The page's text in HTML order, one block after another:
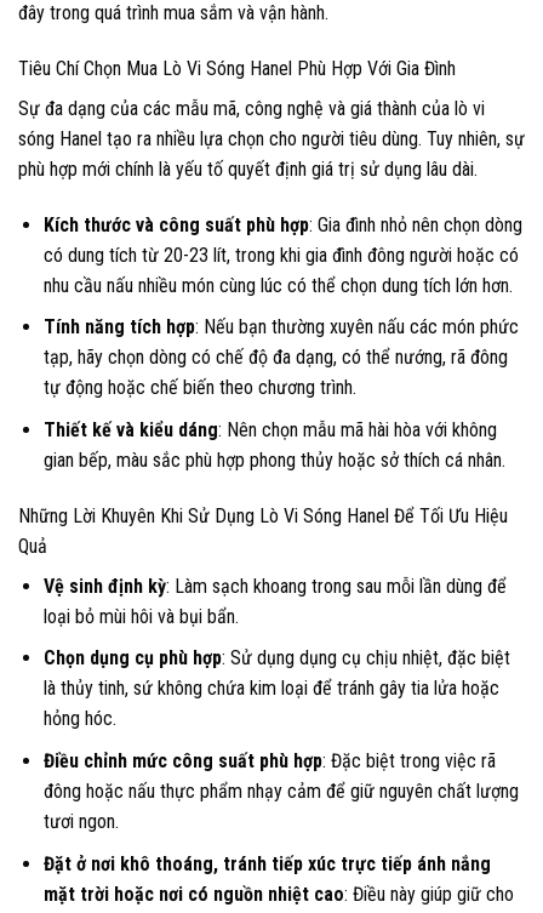
đây trong quá trình mua sắm và vận hành.
Tiêu Chí Chọn Mua Lò Vi Sóng Hanel Phù Hợp Với Gia Đình
Sự đa dạng của các mẫu mã, công nghệ và giá thành của lò vi
sóng Hanel tạo ra nhiều lựa chọn cho người tiêu dùng. Tuy nhiên, sự
phù hợp mới chính là yếu tố quyết định giá trị sử dụng lâu dài.
Kích thước và công suất phù hợp: Gia đình nhỏ nên chọn dòng
có dung tích từ 20-23 lít, trong khi gia đình đông người hoặc có
nhu cầu nấu nhiều món cùng lúc có thể chọn dung tích lớn hơn.
Tính năng tích hợp: Nếu bạn thường xuyên nấu các món phức
tạp, hãy chọn dòng có chế độ đa dạng, có thể nướng, rã đông
tự động hoặc chế biến theo chương trình.
Thiết kế và kiểu dáng: Nên chọn mẫu mã hài hòa với không
gian bếp, màu sắc phù hợp phong thủy hoặc sở thích cá nhân.
Những Lời Khuyên Khi Sử Dụng Lò Vi Sóng Hanel Để Tối Ưu Hiệu
Quả
Vệ sinh định kỳ: Làm sạch khoang trong sau mỗi lần dùng để
loại bỏ mùi hôi và bụi bẩn.
Chọn dụng cụ phù hợp: Sử dụng dụng cụ chịu nhiệt, đặc biệt
là thủy tinh, sứ không chứa kim loại để tránh gây tia lửa hoặc
hỏng hóc.
Điều chỉnh mức công suất phù hợp: Đặc biệt trong việc rã
đông hoặc nấu thực phẩm nhạy cảm để giữ nguyên chất lượng
tươi ngon.
Đặt ở nơi khô thoáng, tránh tiếp xúc trực tiếp ánh nắng
mặt trời hoặc nơi có nguồn nhiệt cao: Điều này giúp giữ cho